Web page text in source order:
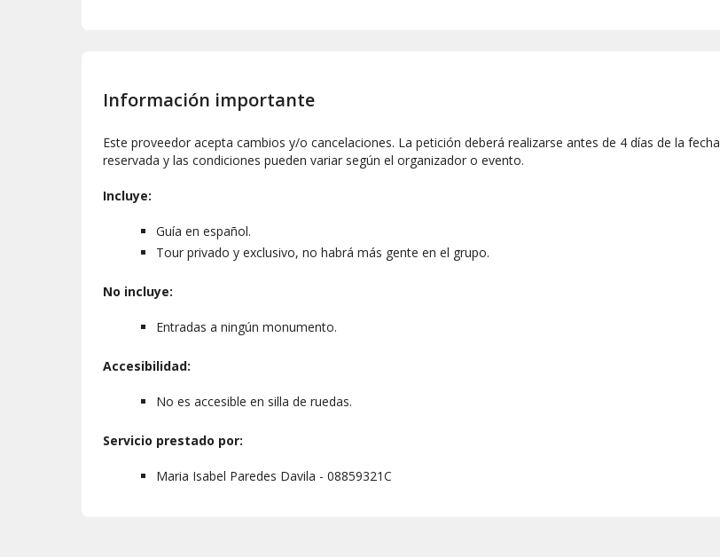
Información importante
Este proveedor acepta cambios y/o cancelaciones. La petición deberá realizarse antes de 4 días de la fecha
reservada y las condiciones pueden variar según el organizador o evento.
Incluye:
Guía en español.
Tour privado y exclusivo, no habrá más gente en el grupo.
No incluye:
Entradas a ningún monumento.
Accesibilidad:
No es accesible en silla de ruedas.
Servicio prestado por:
Maria Isabel Paredes Davila - 08859321C